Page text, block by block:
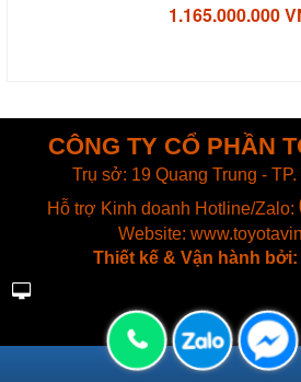
1.165.000.000
CÔNG TY CỔ PHẦN
Trụ sở: 19 Quang Trung -
Hỗ trợ Kinh doanh Hotline/Zalo:
Website:
Thiết kế & Vận hành bởi: